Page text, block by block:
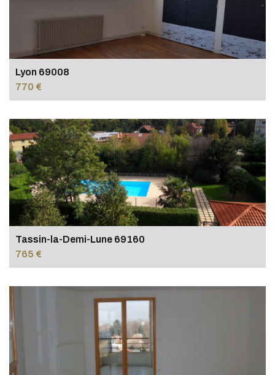
Lyon 69008
770 €
Tassin-la-Demi-Lune 69160
765 €